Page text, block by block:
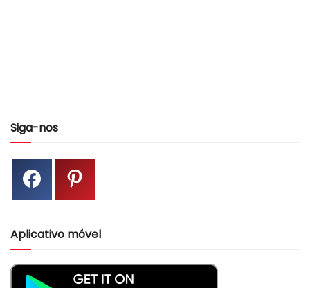
Siga-nos
Aplicativo móvel